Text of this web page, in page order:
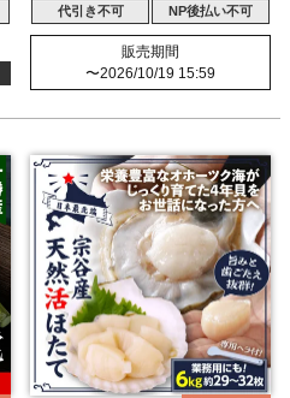
代引き不可
NP後払い不可
販売期間
〜2026/10/19 15:59